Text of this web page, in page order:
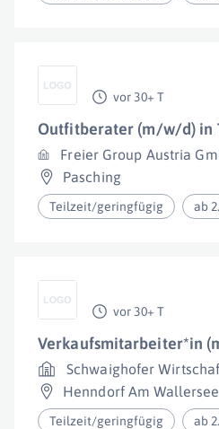
vor 30+ T
Outfitberater (m/w/d) in
Freier Group Austria
Pasching
Teilzeit/geringfügig ab
vor 30+ T
Verkaufsmitarbeiter*in
Schwaighofer
Henndorf Am Wallersee
Teilzeit/geringfügig ab